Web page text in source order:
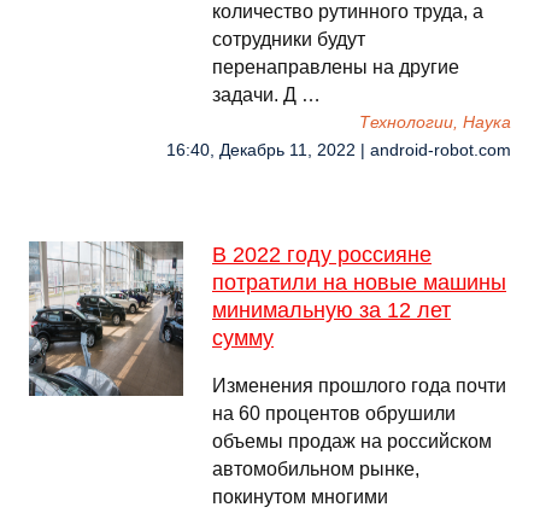
количество рутинного труда, а
сотрудники будут
перенаправлены на другие
задачи. Д …
Технологии, Наука
16:40, Декабрь 11, 2022 | android-robot.com
В 2022 году россияне
потратили на новые машины
минимальную за 12 лет
сумму
Изменения прошлого года почти
на 60 процентов обрушили
объемы продаж на российском
автомобильном рынке,
покинутом многими